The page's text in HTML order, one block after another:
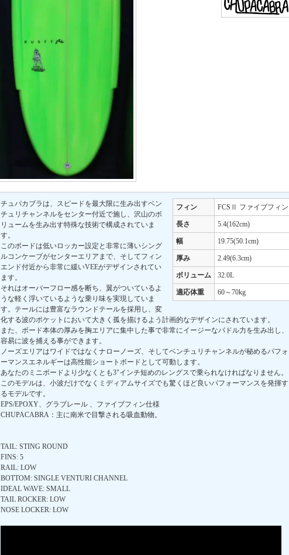
フィン FCSⅡ ファイブフィン
長さ 5.4(162cm)
幅 19.75(50.1cm)
厚み 2.49(6.3cm)
ボリューム 32.0L
適応体重 60～70kg
チュパカブラは、スピードを最大限に生み出すベン
チュリチャンネルをセンター付近で施し、沢山のボ
リュームを生み出す特殊な技術で構成されていま
す。
このボードは低いロッカー設定と非常に薄いシング
ルコンケーブがセンターエリアまで、そしてフィン
エンド付近から非常に緩いVEEがデザインされてい
ます。
それはオーバーフロー感を断ち、翼がついているよ
うな軽く浮いているような乗り味を実現していま
す。テールには豊富なラウンドテールを採用し、変
化する波のポケットにおいて大きく孤を描けるよう計画的なデザインにされています。
また、ボード本体の厚みを胸エリアに集中した事で非常にイージーなパドル力を生み出し、
容易に波を捕える事ができます。
ノーズエリアはワイドではなくナローノーズ、そしてベンチュリチャンネルが秘めるパフォ
ーマンスエネルギーは高性能ショートボードとして可動します。
あなたのミニボードより少なくとも3"インチ短めのレングスで乗られなければなりません。
このモデルは、小波だけでなくミディアムサイズでも驚くほど良いパフォーマンスを発揮す
るモデルです。
EPS/EPOXY、グラブレール 、ファイブフィン仕様
CHUPACABRA：主に南米で目撃される吸血動物。
TAIL: STING ROUND
FINS: 5
RAIL: LOW
BOTTOM: SINGLE VENTURI CHANNEL
IDEAL WAVE: SMALL
TAIL ROCKER: LOW
NOSE LOCKER: LOW